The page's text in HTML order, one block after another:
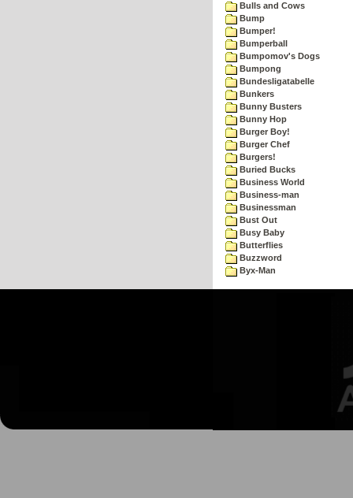
Bulls and Cows
Bump
Bumper!
Bumperball
Bumpomov's Dogs
Bumpong
Bundesligatabelle
Bunkers
Bunny Busters
Bunny Hop
Burger Boy!
Burger Chef
Burgers!
Buried Bucks
Business World
Business-man
Businessman
Bust Out
Busy Baby
Butterflies
Buzzword
Byx-Man